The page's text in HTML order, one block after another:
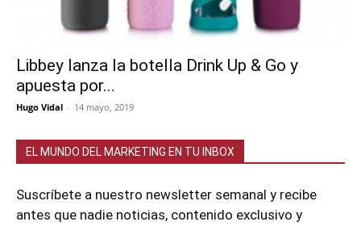
Libbey lanza la botella Drink Up & Go y
apuesta por...
Hugo Vidal - 14 mayo, 2019
EL MUNDO DEL MARKETING EN TU INBOX
Suscríbete a nuestro newsletter semanal y recibe
antes que nadie noticias, contenido exclusivo y